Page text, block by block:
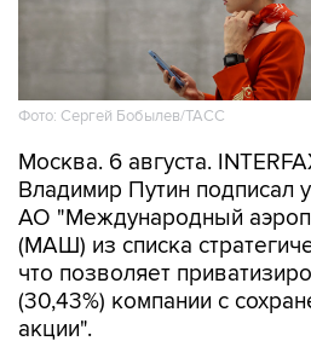
Фото: Сергей Бобылев/ТАСС
Москва. 6 августа.
Владимир Путин подписал
АО "Международный
(МАШ) из списка
что позволяет
(30,43%) компании с
акции".